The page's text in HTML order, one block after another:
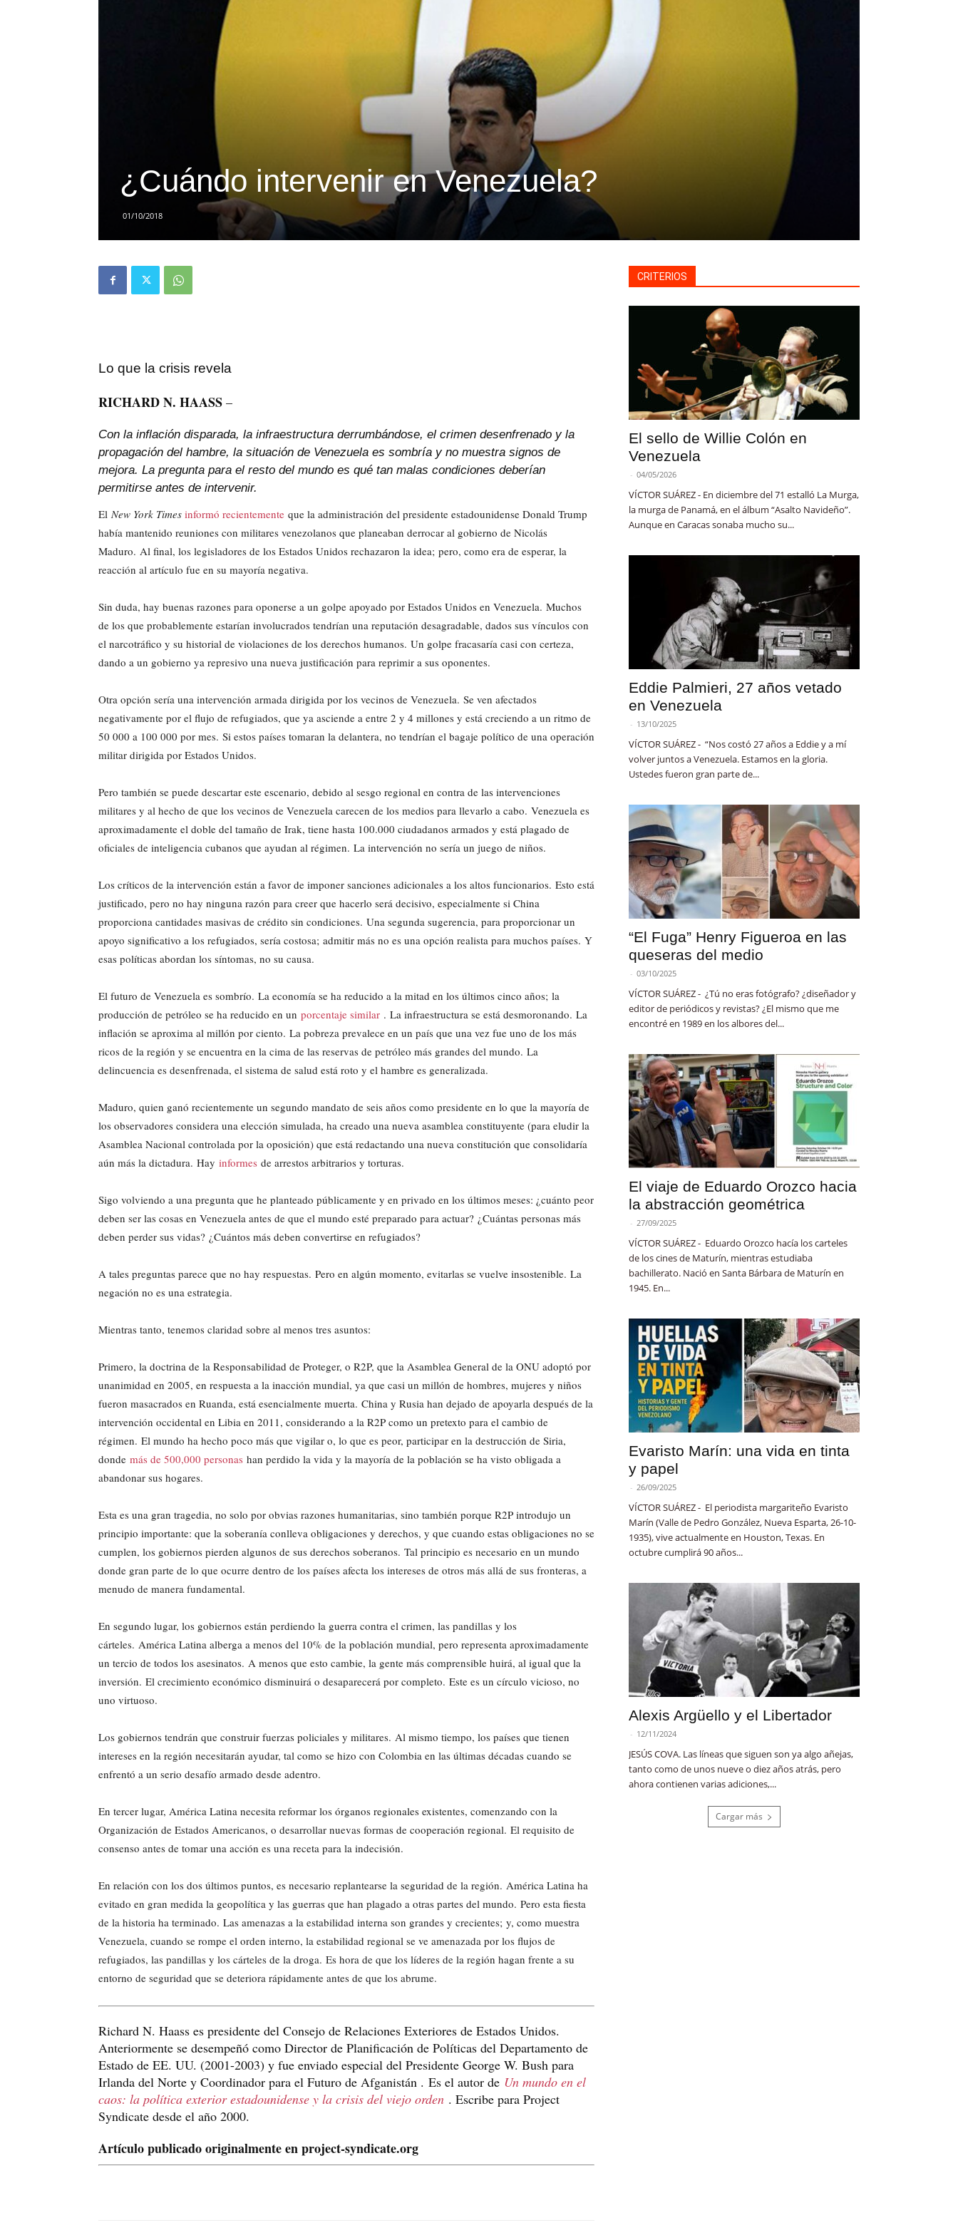
¿Cuándo intervenir en Venezuela?
01/10/2018
Lo que la crisis revela
RICHARD N. HAASS –
Con la inflación disparada, la infraestructura derrumbándose, el crimen desenfrenado y la
propagación del hambre, la situación de Venezuela es sombría y no muestra signos de
mejora. La pregunta para el resto del mundo es qué tan malas condiciones deberían
permitirse antes de intervenir.
El New York Times informó recientemente que la administración del presidente estadounidense Donald Trump
había mantenido reuniones con militares venezolanos que planeaban derrocar al gobierno de Nicolás
Maduro. Al final, los legisladores de los Estados Unidos rechazaron la idea; pero, como era de esperar, la
reacción al artículo fue en su mayoría negativa.
Sin duda, hay buenas razones para oponerse a un golpe apoyado por Estados Unidos en Venezuela. Muchos
de los que probablemente estarían involucrados tendrían una reputación desagradable, dados sus vínculos con
el narcotráfico y su historial de violaciones de los derechos humanos. Un golpe fracasaría casi con certeza,
dando a un gobierno ya represivo una nueva justificación para reprimir a sus oponentes.
Otra opción sería una intervención armada dirigida por los vecinos de Venezuela. Se ven afectados
negativamente por el flujo de refugiados, que ya asciende a entre 2 y 4 millones y está creciendo a un ritmo de
50 000 a 100 000 por mes. Si estos países tomaran la delantera, no tendrían el bagaje político de una operación
militar dirigida por Estados Unidos.
Pero también se puede descartar este escenario, debido al sesgo regional en contra de las intervenciones
militares y al hecho de que los vecinos de Venezuela carecen de los medios para llevarlo a cabo. Venezuela es
aproximadamente el doble del tamaño de Irak, tiene hasta 100.000 ciudadanos armados y está plagado de
oficiales de inteligencia cubanos que ayudan al régimen. La intervención no sería un juego de niños.
Los críticos de la intervención están a favor de imponer sanciones adicionales a los altos funcionarios. Esto está
justificado, pero no hay ninguna razón para creer que hacerlo será decisivo, especialmente si China
proporciona cantidades masivas de crédito sin condiciones. Una segunda sugerencia, para proporcionar un
apoyo significativo a los refugiados, sería costosa; admitir más no es una opción realista para muchos países. Y
esas políticas abordan los síntomas, no su causa.
El futuro de Venezuela es sombrío. La economía se ha reducido a la mitad en los últimos cinco años; la
producción de petróleo se ha reducido en un porcentaje similar . La infraestructura se está desmoronando. La
inflación se aproxima al millón por ciento. La pobreza prevalece en un país que una vez fue uno de los más
ricos de la región y se encuentra en la cima de las reservas de petróleo más grandes del mundo. La
delincuencia es desenfrenada, el sistema de salud está roto y el hambre es generalizada.
Maduro, quien ganó recientemente un segundo mandato de seis años como presidente en lo que la mayoría de
los observadores considera una elección simulada, ha creado una nueva asamblea constituyente (para eludir la
Asamblea Nacional controlada por la oposición) que está redactando una nueva constitución que consolidaría
aún más la dictadura. Hay informes de arrestos arbitrarios y torturas.
Sigo volviendo a una pregunta que he planteado públicamente y en privado en los últimos meses: ¿cuánto peor
deben ser las cosas en Venezuela antes de que el mundo esté preparado para actuar? ¿Cuántas personas más
deben perder sus vidas? ¿Cuántos más deben convertirse en refugiados?
A tales preguntas parece que no hay respuestas. Pero en algún momento, evitarlas se vuelve insostenible. La
negación no es una estrategia.
Mientras tanto, tenemos claridad sobre al menos tres asuntos:
Primero, la doctrina de la Responsabilidad de Proteger, o R2P, que la Asamblea General de la ONU adoptó por
unanimidad en 2005, en respuesta a la inacción mundial, ya que casi un millón de hombres, mujeres y niños
fueron masacrados en Ruanda, está esencialmente muerta. China y Rusia han dejado de apoyarla después de la
intervención occidental en Libia en 2011, considerando a la R2P como un pretexto para el cambio de
régimen. El mundo ha hecho poco más que vigilar o, lo que es peor, participar en la destrucción de Siria,
donde más de 500,000 personas han perdido la vida y la mayoría de la población se ha visto obligada a
abandonar sus hogares.
Esta es una gran tragedia, no solo por obvias razones humanitarias, sino también porque R2P introdujo un
principio importante: que la soberanía conlleva obligaciones y derechos, y que cuando estas obligaciones no se
cumplen, los gobiernos pierden algunos de sus derechos soberanos. Tal principio es necesario en un mundo
donde gran parte de lo que ocurre dentro de los países afecta los intereses de otros más allá de sus fronteras, a
menudo de manera fundamental.
En segundo lugar, los gobiernos están perdiendo la guerra contra el crimen, las pandillas y los
cárteles. América Latina alberga a menos del 10% de la población mundial, pero representa aproximadamente
un tercio de todos los asesinatos. A menos que esto cambie, la gente más comprensible huirá, al igual que la
inversión. El crecimiento económico disminuirá o desaparecerá por completo. Este es un círculo vicioso, no
uno virtuoso.
Los gobiernos tendrán que construir fuerzas policiales y militares. Al mismo tiempo, los países que tienen
intereses en la región necesitarán ayudar, tal como se hizo con Colombia en las últimas décadas cuando se
enfrentó a un serio desafío armado desde adentro.
En tercer lugar, América Latina necesita reformar los órganos regionales existentes, comenzando con la
Organización de Estados Americanos, o desarrollar nuevas formas de cooperación regional. El requisito de
consenso antes de tomar una acción es una receta para la indecisión.
En relación con los dos últimos puntos, es necesario replantearse la seguridad de la región. América Latina ha
evitado en gran medida la geopolítica y las guerras que han plagado a otras partes del mundo. Pero esta fiesta
de la historia ha terminado. Las amenazas a la estabilidad interna son grandes y crecientes; y, como muestra
Venezuela, cuando se rompe el orden interno, la estabilidad regional se ve amenazada por los flujos de
refugiados, las pandillas y los cárteles de la droga. Es hora de que los líderes de la región hagan frente a su
entorno de seguridad que se deteriora rápidamente antes de que los abrume.
Richard N. Haass es presidente del Consejo de Relaciones Exteriores de Estados Unidos.
Anteriormente se desempeñó como Director de Planificación de Políticas del Departamento de
Estado de EE. UU. (2001-2003) y fue enviado especial del Presidente George W. Bush para
Irlanda del Norte y Coordinador para el Futuro de Afganistán . Es el autor de Un mundo en el
caos: la política exterior estadounidense y la crisis del viejo orden . Escribe para Project
Syndicate desde el año 2000.
Artículo publicado originalmente enproject-syndicate.org
CRITERIOS
El sello de Willie Colón en
Venezuela
- 04/05/2026
VÍCTOR SUÁREZ - En diciembre del 71 estalló La Murga,
la murga de Panamá, en el álbum “Asalto Navideño”.
Aunque en Caracas sonaba mucho su...
Eddie Palmieri, 27 años vetado
en Venezuela
- 13/10/2025
VÍCTOR SUÁREZ - “Nos costó 27 años a Eddie y a mí
volver juntos a Venezuela. Estamos en la gloria.
Ustedes fueron gran parte de...
“El Fuga” Henry Figueroa en las
queseras del medio
- 03/10/2025
VÍCTOR SUÁREZ - ¿Tú no eras fotógrafo? ¿diseñador y
editor de periódicos y revistas? ¿El mismo que me
encontré en 1989 en los albores del...
El viaje de Eduardo Orozco hacia
la abstracción geométrica
- 27/09/2025
VÍCTOR SUÁREZ - Eduardo Orozco hacía los carteles
de los cines de Maturín, mientras estudiaba
bachillerato. Nació en Santa Bárbara de Maturín en
1945. En...
Evaristo Marín: una vida en tinta
y papel
- 26/09/2025
VÍCTOR SUÁREZ - El periodista margariteño Evaristo
Marín (Valle de Pedro González, Nueva Esparta, 26-10-
1935), vive actualmente en Houston, Texas. En
octubre cumplirá 90 años...
Alexis Argüello y el Libertador
- 12/11/2024
JESÚS COVA. Las líneas que siguen son ya algo añejas,
tanto como de unos nueve o diez años atrás, pero
ahora contienen varias adiciones,...
Cargar más